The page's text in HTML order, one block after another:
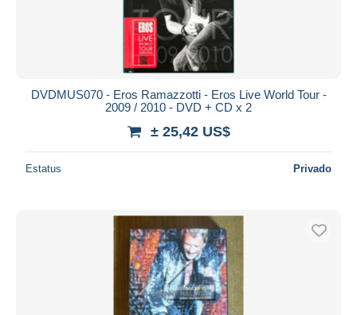
DVDMUS070 - Eros Ramazzotti - Eros Live World Tour -
2009 / 2010 - DVD + CD x 2
± 25,42 US$
Estatus Privado